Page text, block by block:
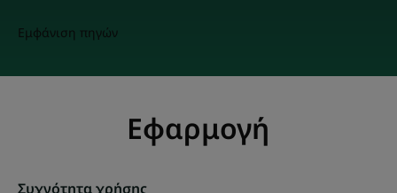
Εμφάνιση πηγών
Εφαρμογή
Συχνότητα χρήσης